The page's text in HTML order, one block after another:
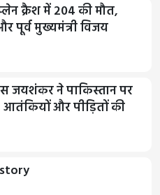
क्रैश में 204 की मौत,
पूर्व मुख्यमंत्री विजय
जयशंकर ने पाकिस्तान पर
और पीड़ितों की